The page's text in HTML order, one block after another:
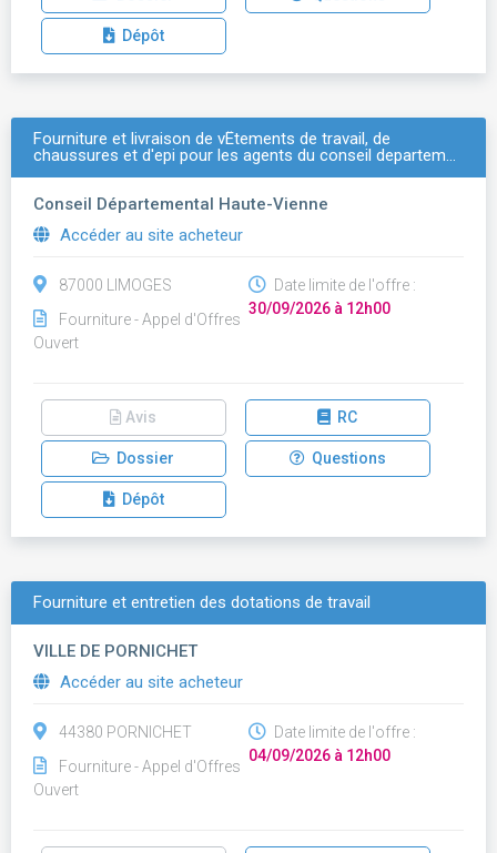
Dépôt
Fourniture et livraison de vÊtements de travail, de
chaussures et d'epi pour les agents du conseil departem…
Conseil Départemental Haute-Vienne
Accéder au site acheteur
87000 LIMOGES
Fourniture - Appel d'Offres
Ouvert
Date limite de l'offre :
30/09/2026 à 12h00
Avis RC
Dossier Questions
Dépôt
Fourniture et entretien des dotations de travail
VILLE DE PORNICHET
Accéder au site acheteur
44380 PORNICHET
Fourniture - Appel d'Offres
Ouvert
Date limite de l'offre :
04/09/2026 à 12h00